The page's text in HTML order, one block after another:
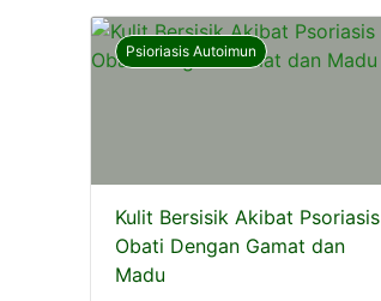
Psioriasis Autoimun
Kulit Bersisik Akibat Psoriasis
Obati Dengan Gamat dan
Madu